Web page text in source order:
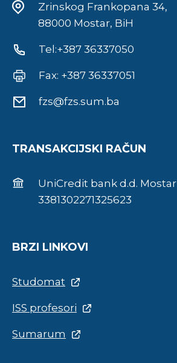
Zrinskog Frankopana 34,
88000 Mostar, BiH
Tel:+387 36337050
Fax: +387 36337051
fzs@fzs.sum.ba
TRANSAKCIJSKI RAČUN
UniCredit bank d.d. Mostar
3381302271325623
BRZI LINKOVI
Studomat
ISS profesori
Sumarum